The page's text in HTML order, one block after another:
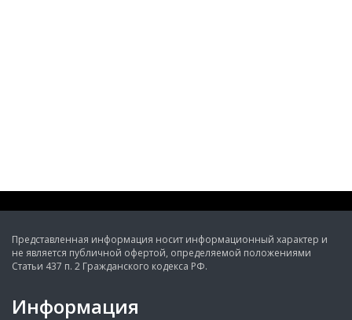
Представленная информация носит информационный характер и
не является публичной офертой, определяемой положениями
Статьи 437 п. 2 Гражданского кодекса РФ.
Информация